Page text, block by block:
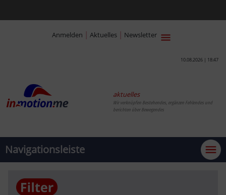
Anmelden | Aktuelles | Newsletter
10.08.2026 | 18:47
aktuelles
Wir verknüpfen Bestehendes, ergänzen Fehlendes und
berichten über Bewegendes
Navigationsleiste